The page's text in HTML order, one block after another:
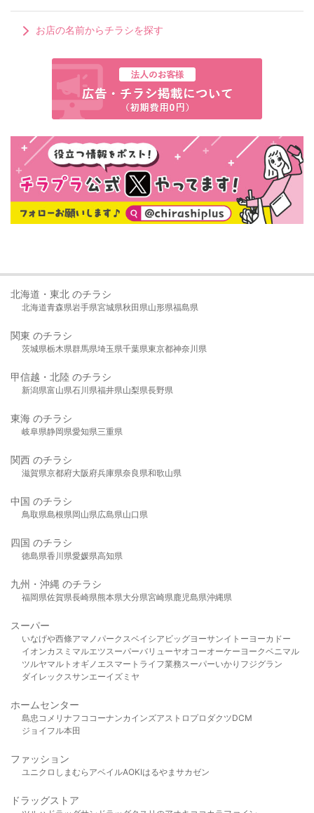
お店の名前からチラシを探す
北海道・東北 のチラシ
北海道青森県岩手県宮城県秋田県山形県福島県
関東 のチラシ
茨城県栃木県群馬県埼玉県千葉県東京都神奈川県
甲信越・北陸 のチラシ
新潟県富山県石川県福井県山梨県長野県
東海 のチラシ
岐阜県静岡県愛知県三重県
関西 のチラシ
滋賀県京都府大阪府兵庫県奈良県和歌山県
中国 のチラシ
鳥取県島根県岡山県広島県山口県
四国 のチラシ
徳島県香川県愛媛県高知県
九州・沖縄 のチラシ
福岡県佐賀県長崎県熊本県大分県宮崎県鹿児島県沖縄県
スーパー
いなげや西條アマノパークスベイシア ビッグヨーサンイトーヨーカドー
イオンカスミ マルエツスーパーバリューヤオコーオーケー ヨークベニマル
ツルヤマルト オギノ エスマート ライフ業務スーパーいかり フジグラン
ダイレックスサンエーイズミヤ
ホームセンター
島忠 コメリ ナフコ コーナンカインズアストロプロダクツDCM
ジョイフル本田
ファッション
ユニクロ しまむら アベイルAOKIはるやま サカゼン
ドラッグストア